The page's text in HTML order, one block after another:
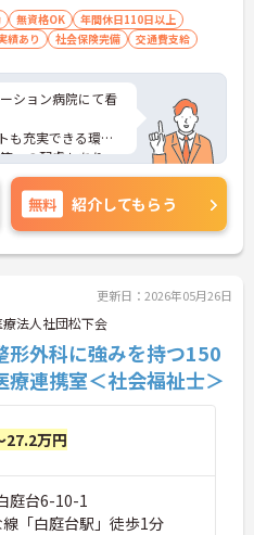
無資格OK
年間休日110日以上
績あり 社会保険完備 交通費支給
ション病院にて看
も充実できる環
への配慮もあり、
トなど、さらに詳
相談ください。
無料 紹介してもらう
更新日：2026年05月26日
療法人社団松下会
形外科に強みを持つ150
連携室＜社会福祉士＞
27.2万円
庭台6-10-1
「白庭台駅」徒歩1分